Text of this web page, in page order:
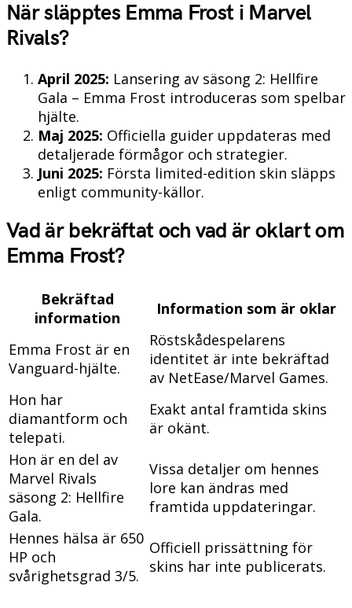
När släpptes Emma Frost i Marvel
Rivals?
April 2025: Lansering av säsong 2: Hellfire
Gala – Emma Frost introduceras som spelbar
hjälte.
Maj 2025: Officiella guider uppdateras med
detaljerade förmågor och strategier.
Juni 2025: Första limited-edition skin släpps
enligt community-källor.
Vad är bekräftat och vad är oklart om
Emma Frost?
Bekräftad
information
Information som är oklar
Emma Frost är en
Vanguard-hjälte.
Röstskådespelarens
identitet är inte bekräftad
av NetEase/Marvel Games.
Hon har
diamantform och
telepati.
Exakt antal framtida skins
är okänt.
Hon är en del av
Marvel Rivals
säsong 2: Hellfire
Gala.
Vissa detaljer om hennes
lore kan ändras med
framtida uppdateringar.
Hennes hälsa är 650
HP och
svårighetsgrad 3/5.
Officiell prissättning för
skins har inte publicerats.